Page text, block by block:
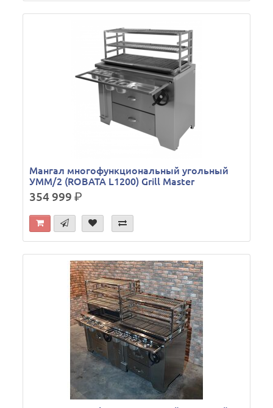
Мангал многофункциональный угольный
УММ/2 (ROBATA L1200) Grill Master
354 999р.